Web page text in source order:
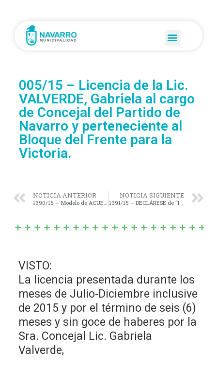
005/15 – Licencia de la Lic.
VALVERDE, Gabriela al cargo
de Concejal del Partido de
Navarro y perteneciente al
Bloque del Frente para la
Victoria.
NOTICIA ANTERIOR
1390/15 – Modelo de ACUERDO, por el cual Vialidad Provincial pone al servicio de la Municipalidad de Navarro, una Pala Cargadora, para trabajos en caminos de tierra de la red provincial.
NOTICIA SIGUIENTE
1391/15 – DECLÁRESE de “Interés Social” la Regularización Dominial de lotes de propiedad municipal ubicados en la localidad de Navarro.
VISTO:
La licencia presentada durante los
meses de Julio-Diciembre inclusive
de 2015 y por el término de seis (6)
meses y sin goce de haberes por la
Sra. Concejal Lic. Gabriela
Valverde,